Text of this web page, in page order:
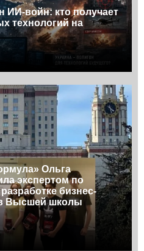
ИИ-войн: кто получает
технологий на
Ольга
экспертом по
бизнес-
Высшей школы